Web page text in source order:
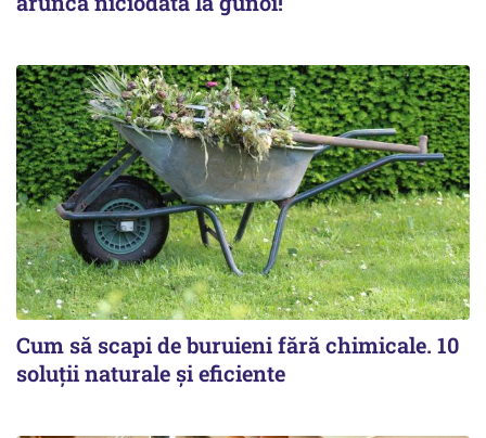
Cum să scapi de buruieni fără chimicale. 10
soluții naturale și eficiente